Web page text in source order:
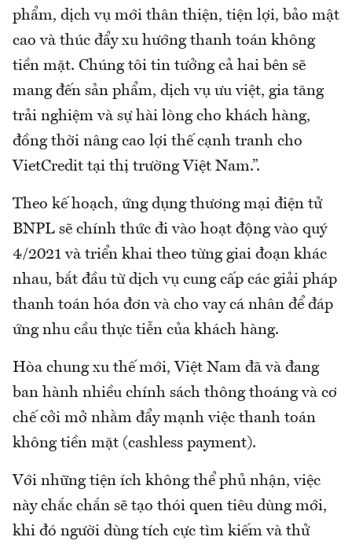
phẩm, dịch vụ mới thân thiện, tiện lợi, bảo mật
cao và thúc đẩy xu hướng thanh toán không
tiền mặt. Chúng tôi tin tưởng cả hai bên sẽ
mang đến sản phẩm, dịch vụ ưu việt, gia tăng
trải nghiệm và sự hài lòng cho khách hàng,
đồng thời nâng cao lợi thế cạnh tranh cho
VietCredit tại thị trường Việt Nam.”.
Theo kế hoạch, ứng dụng thương mại điện tử
BNPL sẽ chính thức đi vào hoạt động vào quý
4/2021 và triển khai theo từng giai đoạn khác
nhau, bắt đầu từ dịch vụ cung cấp các giải pháp
thanh toán hóa đơn và cho vay cá nhân để đáp
ứng nhu cầu thực tiễn của khách hàng.
Hòa chung xu thế mới, Việt Nam đã và đang
ban hành nhiều chính sách thông thoáng và cơ
chế cởi mở nhằm đẩy mạnh việc thanh toán
không tiền mặt (cashless payment).
Với những tiện ích không thể phủ nhận, việc
này chắc chắn sẽ tạo thói quen tiêu dùng mới,
khi đó người dùng tích cực tìm kiếm và thử